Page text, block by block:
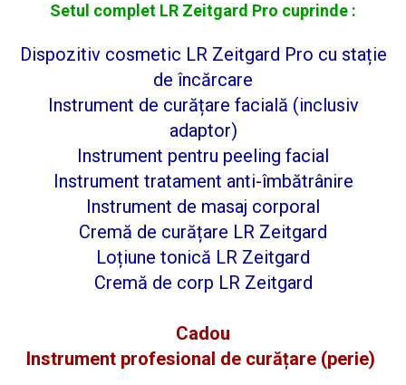
Setul complet LR Zeitgard Pro cuprinde :
Dispozitiv cosmetic LR Zeitgard Pro cu stație
de încărcare
Instrument de curățare facială (inclusiv
adaptor)
Instrument pentru peeling facial
Instrument tratament anti-îmbătrânire
Instrument de masaj corporal
Cremă de curățare LR Zeitgard
Loțiune tonică LR Zeitgard
Cremă de corp LR Zeitgard
Cadou
Instrument profesional de curățare (perie)